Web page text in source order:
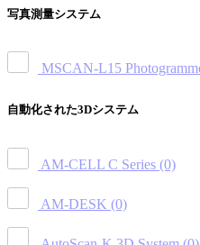
写真測量システム
MSCAN-L15
自動化された3Dシステム
AM-CELL C Series (0)
AM-DESK (0)